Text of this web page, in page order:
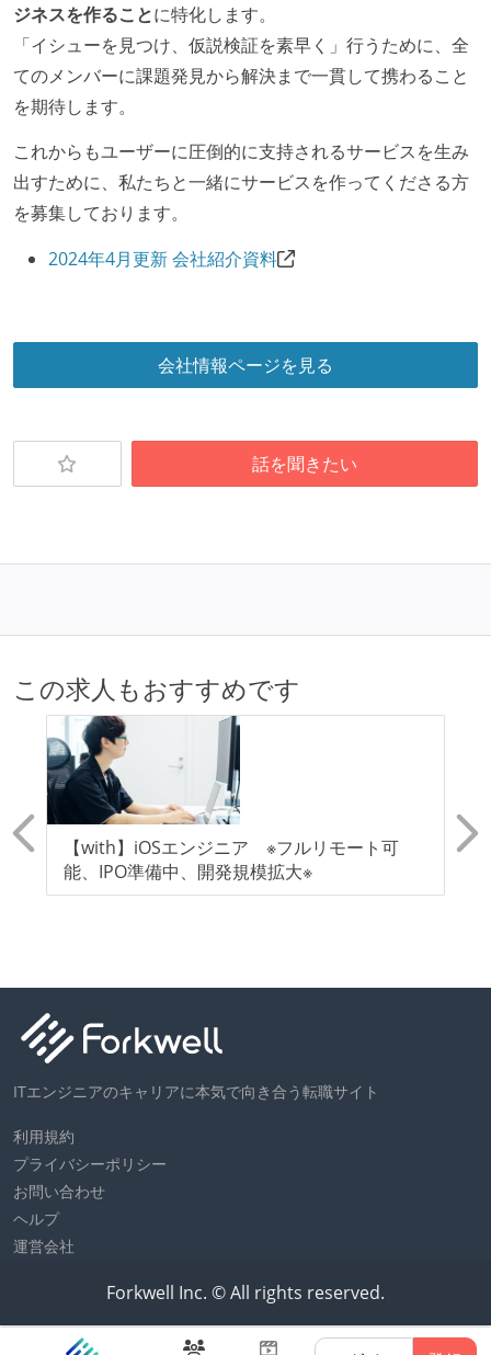
職業安定法に対応する記載事項
労働契約期間：無期雇用
主な休暇：年末年始、夏季、慶弔休暇など
フレックスタイム制の所定労働時間：1日平均8時間相
当
【フレックスタイム制を適応している】
試用期間：あり（3ヶ月間）
受動喫煙防止措置：屋内禁煙
受動喫煙防止措置：屋内禁煙（屋内に喫煙可能室設
ジネスを作ることに特化します。
「イシューを見つけ、仮説検証を素早く」行うために、全
てのメンバーに課題発見から解決まで一貫して携わること
を期待します。
これからもユーザーに圧倒的に支持されるサービスを生み
出すために、私たちと一緒にサービスを作ってくださる方
を募集しております。
2024年4月更新 会社紹介資料
会社情報ページを見る
話を聞きたい
この求人もおすすめです
【with】iOSエンジニア ※フルリモート可
能、IPO準備中、開発規模拡大※
ITエンジニアのキャリアに本気で向き合う転職サイト
利用規約
プライバシーポリシー
お問い合わせ
ヘルプ
運営会社
Forkwell Inc. © All rights reserved.